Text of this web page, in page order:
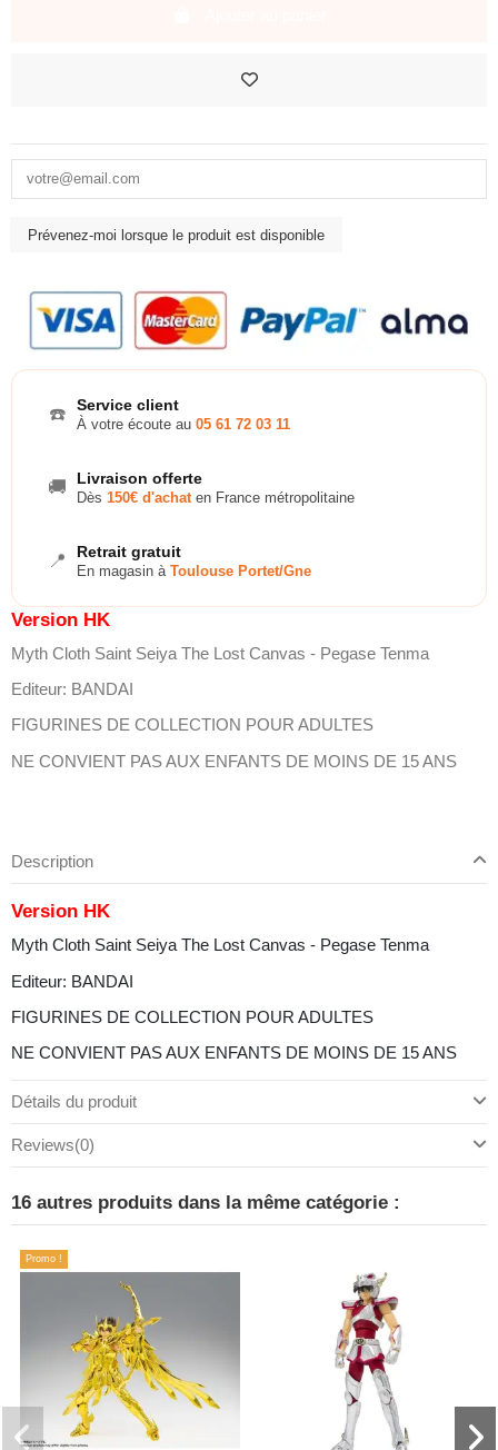
☎️ Service client
À votre écoute au 05 61 72 03 11
🚚 Livraison offerte
Dès 150€ d'achaten France métropolitaine
📍 Retrait gratuit
En magasin à Toulouse Portet/Gne
Version HK
Myth Cloth Saint Seiya The Lost Canvas - Pegase Tenma
Editeur: BANDAI
FIGURINES DE COLLECTION POUR ADULTES
NE CONVIENT PAS AUX ENFANTS DE MOINS DE 15 ANS
Description
Version HK
Myth Cloth Saint Seiya The Lost Canvas - Pegase Tenma
Editeur: BANDAI
FIGURINES DE COLLECTION POUR ADULTES
NE CONVIENT PAS AUX ENFANTS DE MOINS DE 15 ANS
Détails du produit
Reviews(0)
16 autres produits dans la même catégorie :
Promo !